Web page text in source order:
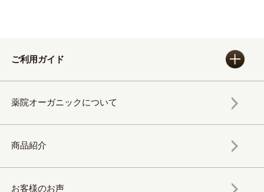
ご利用ガイド
薬院オーガニックについて
商品紹介
お客様のお声